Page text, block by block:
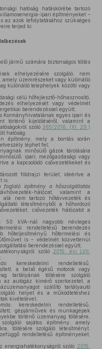
hatóság hatáskörébe tartozó
ipari építményeket –
az azok lefolytatásához szükséges
terjed ki.
jármű számára biztonságos töltés
elhelyezésére szolgáló, nem
amely üzemrészeket vagy különálló
különálló telephelyek közötti vagy
célú hőfejlesztő-hőhasznosító,
elhelyezését vagy védelmét
berendezéssel együtt;
Kormányhivatalának egyes ipari és
történő kijelöléséről, valamint a
szóló 365/2016. (XI. 29.)
hatóság;
építmény, mely a bontás során
léphet fel;
minősülő gázok tárolására
ipari, mezőgazdasági vagy
a kapcsolódó csővezetékeket és
földrajzi terület, ideértve a
is;
foglaló építmény a hőszolgáltatás
hálózat, valamint a
alá nem tartozó hőtávvezeték és
létesítményből a hőhordozó
csővezeték hálózatot a
50 kVA-nál nagyobb névleges
rendeltetésű berendezés
hőtermelési és
is – védelmét közvetlenül
berendezéssel együtt;
szóló 2015. évi LVII.
kereskedelmi rendeltetésű,
a belső égésű motorok vagy
tartályának töltésére szolgáló
az autógáz kimérő szerkezetet, a
szállító tartályautó
helyet és a működtetéshez
kivételével;
kereskedelmi rendeltetésű,
gépjárművek és munkagépek
történő üzemanyag töltésére,
sajátos építmény, amely
töltésére szolgáló létesítményt,
rendeltetésű építményeket,
energiahatékonyságról szóló 2015.